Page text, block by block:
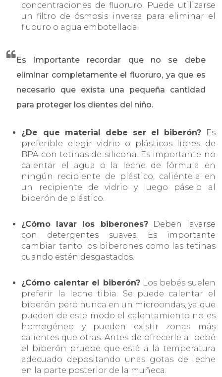
concentraciones de fluoruro. Puede utilizarse
un filtro de ósmosis inversa para eliminar el
fluouro o agua embotellada.
Es importante recordar que no se debe
eliminar completamente el fluoruro, ya que es
necesario que exista una pequeña cantidad
para proteger los dientes del niño.
¿De que material debe ser el biberón? Es
preferible elegir vidrio o plásticos libres de
BPA con tetinas de silicona. Es importante no
calentar el agua o la leche de fórmula en
ningún recipiente de plástico, caliéntela en
un recipiente de vidrio y luego páselo al
biberón de plástico.
¿Cómo lavar los biberones?Deben lavarse
con detergentes suaves. Es importante
cambiar tanto los biberones como las tetinas
cuando estén desgastados.
¿Cómo calentar el biberón?Los bebés suelen
preferir la leche tibia. Se puede calentar el
biberón pero nunca en un microondas, ya que
pueden de este modo el calentamiento no es
homogéneo y pueden existir zonas más
calientes que otras. Antes de ofrecerle al bebé
el biberón pruebe que está a la temperatura
adecuado depositando unas gotas de leche
en la parte posterior de la muñeca.